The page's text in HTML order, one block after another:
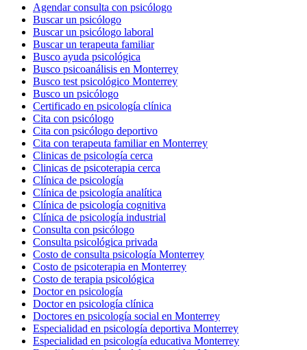
Agendar consulta con psicólogo
Buscar un psicólogo
Buscar un psicólogo laboral
Buscar un terapeuta familiar
Busco ayuda psicológica
Busco psicoanálisis en Monterrey
Busco test psicológico Monterrey
Busco un psicólogo
Certificado en psicología clínica
Cita con psicólogo
Cita con psicólogo deportivo
Cita con terapeuta familiar en Monterrey
Clinicas de psicología cerca
Clinicas de psicoterapia cerca
Clínica de psicología
Clínica de psicología analítica
Clínica de psicología cognitiva
Clínica de psicología industrial
Consulta con psicólogo
Consulta psicológica privada
Costo de consulta psicología Monterrey
Costo de psicoterapia en Monterrey
Costo de terapia psicológica
Doctor en psicología
Doctor en psicología clínica
Doctores en psicología social en Monterrey
Especialidad en psicología deportiva Monterrey
Especialidad en psicología educativa Monterrey